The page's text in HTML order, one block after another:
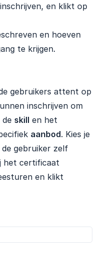
en klikt op
en hoeven
te krijgen.
gebruikers attent op
inschrijven om
skill en het
aanbod. Kies je
de gebruiker zelf
het certificaat
en klikt